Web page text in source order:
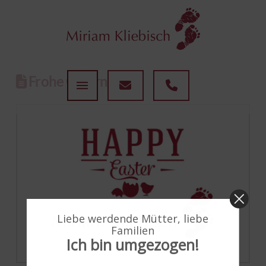
Frohe Ostern 2018
Liebe werdende Mütter, liebe
Familien
Ich bin umgezogen!